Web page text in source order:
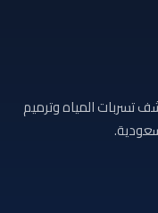
تسربات المياه وترميم